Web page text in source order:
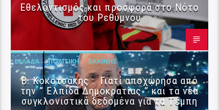
Εθελοντισμός και προσφορά στο Νότο
του Ρεθύμνου
ΕΛΛΆΔΑ ΠΟΛΙΤΙΚΉ ΣΑΧΊΝΗΣ
Β. Κοκοτσάκης : Γιατί αποχώρησα από
την ” Ελπίδα Δημοκρατίας ” και τα νέα
συγκλονιστικά δεδομένα για τα Τέμπη